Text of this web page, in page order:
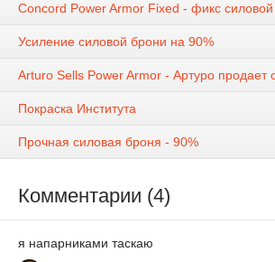
Concord Power Armor Fixed - фикс
Усиление силовой брони на 90%
Arturo Sells Power Armor - Артуро продает
Покраска Института
Прочная силовая броня - 90%
Комментарии (4)
я напарниками таскаю